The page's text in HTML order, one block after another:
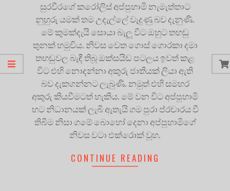
සුරවීරගේ කරෝලිස් අප්පුහාමි නැමැත්තාට
නුහුරු යමක් තම උදැල්ලේ වැදුණු බව දැනුණි.
මේ කුමක්දැයි සොයා බැලූ විට ඔහුට තහඩු
තුනක් හමුවිය. නිවස වෙත ගොස් ගොරකා දමා
තහඩුවල බැඳී තිබූ ඔක්සයිඩ පටලය ඉවත් කළ
විට එහි නොදන්නා අකුරු ජාතියක් ලියා ඇති
බව දැකගන්නට ලැබුණි. නමුත් එහි සමහර
අකුරු කියවීමටත් හැකිය. මේ වන විට අප්පුහාමි
හට නිධානයක් ලැබී ඇතැයි ගම පුරා ප්රචාරය වී
තිබීම නිසා ගමේ බොහෝ දෙනා අප්පුහාමිගේ
නිවස වටා එක්රොක් වූහ.
CONTINUE READING